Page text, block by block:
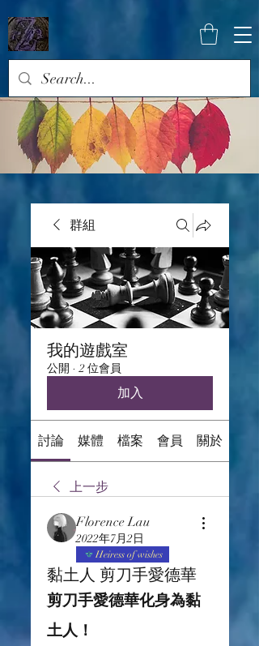
群組
我的遊戲室
公開 · 2 位會員
加入
討論 媒體 檔案 會員 關於
上一步
Florence Lau
2022年7月2日
Heiress of wishes
黏土人 剪刀手愛德華
剪刀手愛德華化身為黏
土人！